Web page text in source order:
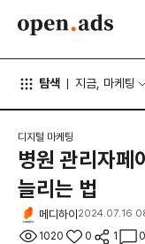
탐색 지금, 마케팅
디지털 마케팅
병원 관리자페
늘리는 법
메디하이 2024.07.16
1020 0 1 0